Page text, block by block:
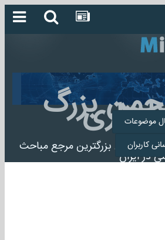
بزرگ
میلیتاری بزرگترین مرجع مباحث
در ایران
موضوعات
کاربران